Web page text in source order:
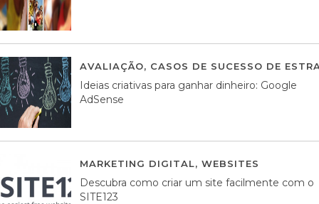
AVALIAÇÃO, CASOS DE SUCESSO DE
Ideias criativas para ganhar dinheiro: Google
AdSense
MARKETING DIGITAL, WEBSITES
Descubra como criar um site facilmente com o
SITE123